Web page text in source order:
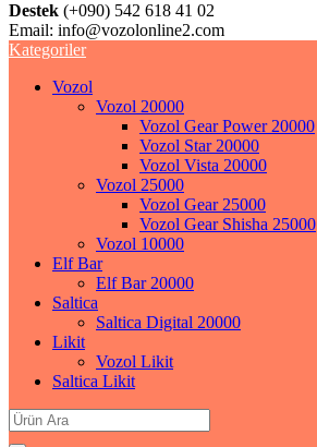
Destek (+090) 542 618 41 02
Email: info@vozolonline2.com
Kategoriler
Vozol
Vozol 20000
Vozol Gear Power 20000
Vozol Star 20000
Vozol Vista 20000
Vozol 25000
Vozol Gear 25000
Vozol Gear Shisha 25000
Vozol 10000
Elf Bar
Elf Bar 20000
Saltica
Saltica Digital 20000
Likit
Vozol Likit
Saltica Likit
Search
for: